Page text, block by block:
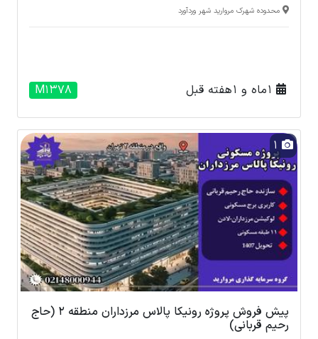
محدوده شهرک مروارید شهر وردآورد
M1378
پیش فروش پروژه رونیکا پالاس مرزداران منطقه 2 (حاج
رحیم قربانی)